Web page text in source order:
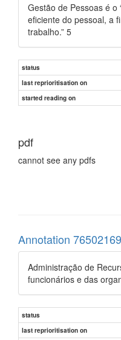
Gestão de Pessoas é
eficiente do pessoal, a
trabalho.” 5
status
last reprioritisation on
started reading on
pdf
cannot see any pdfs
Annotation
Administração de
funcionários e das
status
last reprioritisation on